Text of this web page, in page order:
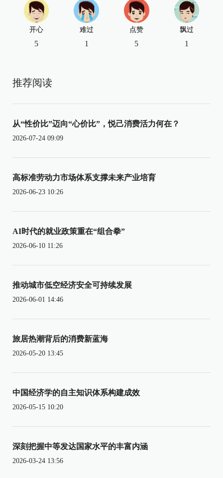
开心
5
难过
1
点赞
5
飘过
1
推荐阅读
从“性价比”迈向“心价比”，悦己消费活力何在？
2026-07-24 09:09
高标准劳动力市场体系支撑未来产业培育
2026-06-23 10:26
AI时代的就业政策重在“组合拳”
2026-06-10 11:26
推动城市低空经济安全可持续发展
2026-06-01 14:46
旅居热潮背后的消费新蓝海
2026-05-20 13:45
中国经济学的自主知识体系构建成效
2026-05-15 10:20
深刻把握中等发达国家水平的丰富内涵
2026-03-24 13:56